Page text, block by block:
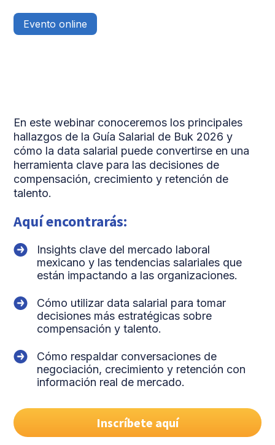
Evento online
En este webinar conoceremos los principales
hallazgos de la Guía Salarial de Buk 2026 y
cómo la data salarial puede convertirse en una
herramienta clave para las decisiones de
compensación, crecimiento y retención de
talento.
Aquí encontrarás:
Insights clave del mercado laboral
mexicano y las tendencias salariales que
están impactando a las organizaciones.
Cómo utilizar data salarial para tomar
decisiones más estratégicas sobre
compensación y talento.
Cómo respaldar conversaciones de
negociación, crecimiento y retención con
información real de mercado.
Inscríbete aquí